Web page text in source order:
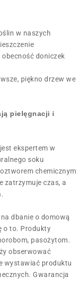
w naszych
doniczek
piękno drzew we
pielęgnacji i
jest ekspertem w
soku
chemicznym
zatrzymuje czas, a
dbanie o domową
o to. Produkty
pasożytom.
obserwować
wystawiać produktu
Gwarancja